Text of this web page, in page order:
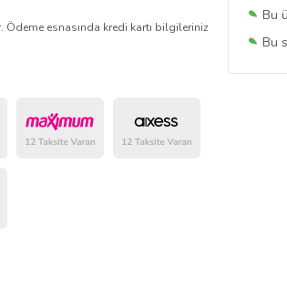
Bu
Bu
Bu
esnasında kredi kartı bilgileriniz